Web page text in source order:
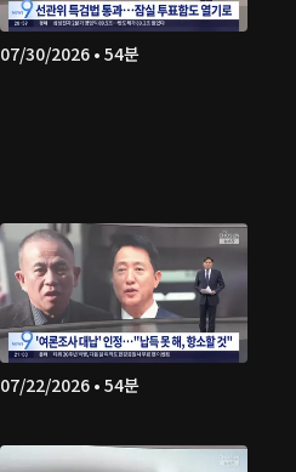
07/30/2026 • 54분
07/22/2026 • 54분